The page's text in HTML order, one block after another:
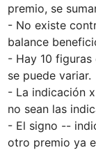
premio, se
- No existe
balance
- Hay 10 figuras
se puede variar.
- La indicación
no sean las
- El signo --
otro premio ya